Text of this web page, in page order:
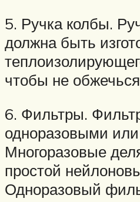
5. Ручка колбы.
должна быть
чтобы не
6. Фильтры.
одноразовыми
Многоразовые
простой
Одноразовый